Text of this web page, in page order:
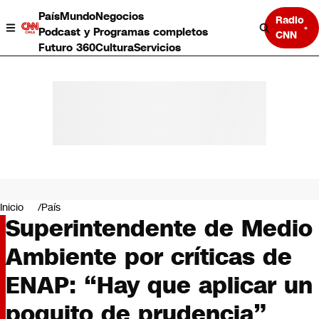
PaísMundoNegocios
Podcast y Programas completos
Futuro 360CulturaServicios
Radio
CNN
Negocios
Deportes
Programas completos
Cultura
Servicios
Bits
CNN tiempo
Inicio País
Superintendente de Medio
Ambiente por críticas de
ENAP: “Hay que aplicar un